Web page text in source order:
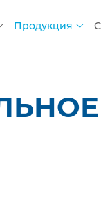
Продукция